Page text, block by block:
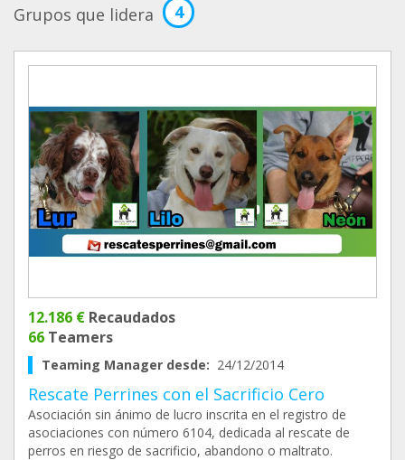
Grupos que lidera 4
12.186 € Recaudados
66 Teamers
Teaming Manager desde: 24/12/2014
Rescate Perrines con el Sacrificio Cero
Asociación sin ánimo de lucro inscrita en el registro de
asociaciones con número 6104, dedicada al rescate de
perros en riesgo de sacrificio, abandono o maltrato.